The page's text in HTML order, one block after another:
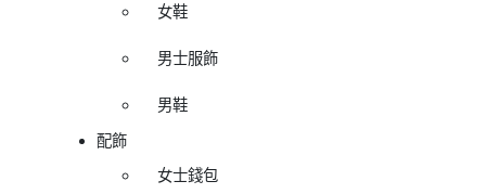
女鞋
男士服飾
男鞋
配飾
女士錢包